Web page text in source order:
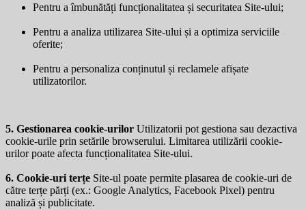
Pentru a îmbunătăți funcționalitatea și securitatea Site-ului;
Pentru a analiza utilizarea Site-ului și a optimiza serviciile
oferite;
Pentru a personaliza conținutul și reclamele afișate
utilizatorilor.
5. Gestionarea cookie-urilor Utilizatorii pot gestiona sau dezactiva
cookie-urile prin setările browserului. Limitarea utilizării cookie-
urilor poate afecta funcționalitatea Site-ului.
6. Cookie-uri terțe Site-ul poate permite plasarea de cookie-uri de
către terțe părți (ex.: Google Analytics, Facebook Pixel) pentru
analiză și publicitate.